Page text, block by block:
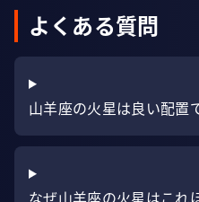
よくある質問
山羊座の火星は良い配置